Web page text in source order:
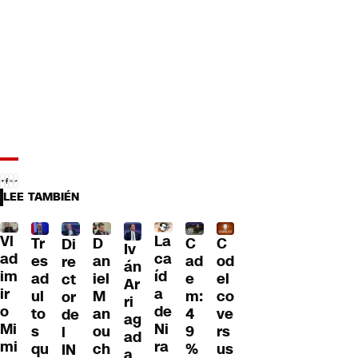
LEE TAMBIÉN
Vl
ad
im
ir
o
Mi
mi
Tr
es
ad
ul
to
s
qu
Di
re
ct
or
de
l
IN
D
an
iel
M
an
ou
ch
Iv
án
Ar
ri
ag
ad
La
ca
íd
a
de
Ni
ra
C
ad
e
m:
4
9
%
C
od
el
co
ve
rs
us